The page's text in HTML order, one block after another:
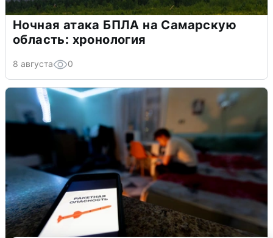
Ночная атака БПЛА на Самарскую
область: хронология
8 августа 0